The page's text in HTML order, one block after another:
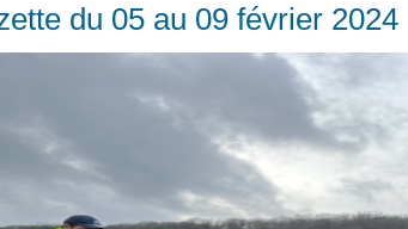
du 05 au 09 février 2024